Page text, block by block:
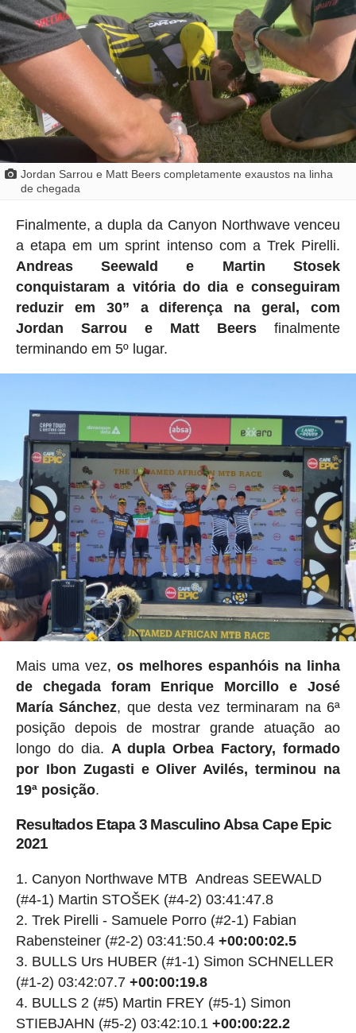
Jordan Sarrou e Matt Beers completamente exaustos na linha
de chegada
Finalmente, a dupla da Canyon Northwave venceu
a etapa em um sprint intenso com a Trek Pirelli.
Andreas Seewald e Martin Stosek
conquistaram a vitória do dia e conseguiram
reduzir em 30” a diferença na geral, com
Jordan Sarrou e Matt Beers finalmente
terminando em 5º lugar.
Mais uma vez, os melhores espanhóis na linha
de chegada foram Enrique Morcillo e José
María Sánchez, que desta vez terminaram na 6ª
posição depois de mostrar grande atuação ao
longo do dia. A dupla Orbea Factory, formado
por Ibon Zugasti e Oliver Avilés, terminou na
19ª posição.
Resultados Etapa 3 Masculino Absa Cape Epic
2021
Canyon Northwave MTB Andreas SEEWALD
(#4-1) Martin STOŠEK (#4-2) 03:41:47.8
Trek Pirelli - Samuele Porro (#2-1) Fabian
Rabensteiner (#2-2) 03:41:50.4 +00:00:02.5
BULLS Urs HUBER (#1-1) Simon SCHNELLER
(#1-2) 03:42:07.7 +00:00:19.8
BULLS 2 (#5) Martin FREY (#5-1) Simon
STIEBJAHN (#5-2) 03:42:10.1 +00:00:22.2